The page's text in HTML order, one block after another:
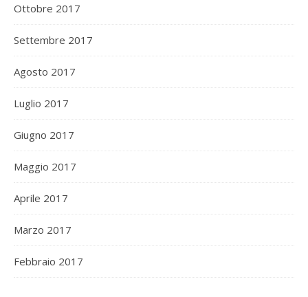
Ottobre 2017
Settembre 2017
Agosto 2017
Luglio 2017
Giugno 2017
Maggio 2017
Aprile 2017
Marzo 2017
Febbraio 2017